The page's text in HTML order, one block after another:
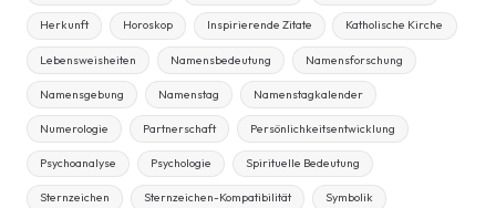
Herkunft Horoskop Inspirierende Zitate Katholische Kirche
Lebensweisheiten Namensbedeutung Namensforschung
Namensgebung Namenstag Namenstagkalender
Numerologie Partnerschaft Persönlichkeitsentwicklung
Psychoanalyse Psychologie Spirituelle Bedeutung
Sternzeichen Sternzeichen-Kompatibilität Symbolik